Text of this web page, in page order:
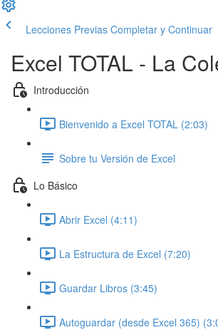
Lecciones Previas Completar y Continuar
Excel TOTAL - La
Introducción
Bienvenido a Excel TOTAL (2:03)
Sobre tu Versión de Excel
Lo Básico
Abrir Excel (4:11)
La Estructura de Excel (7:20)
Guardar Libros (3:45)
Autoguardar (desde Excel 365)